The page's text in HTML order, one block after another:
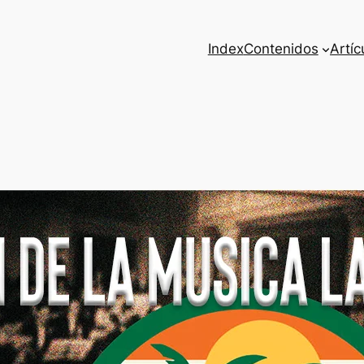
IndexContenidos